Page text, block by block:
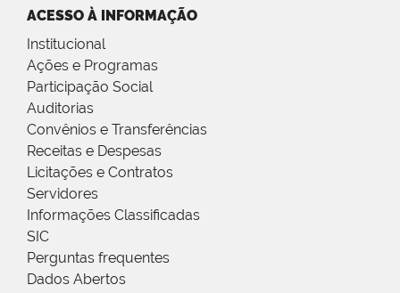
ACESSO À INFORMAÇÃO
Institucional
Ações e Programas
Participação Social
Auditorias
Convênios e Transferências
Receitas e Despesas
Licitações e Contratos
Servidores
Informações Classificadas
SIC
Perguntas frequentes
Dados Abertos